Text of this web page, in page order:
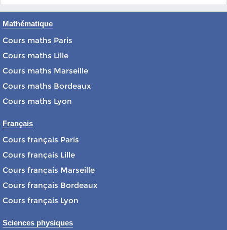
Mathématique
Cours maths Paris
Cours maths Lille
Cours maths Marseille
Cours maths Bordeaux
Cours maths Lyon
Français
Cours français Paris
Cours français Lille
Cours français Marseille
Cours français Bordeaux
Cours français Lyon
Sciences physiques